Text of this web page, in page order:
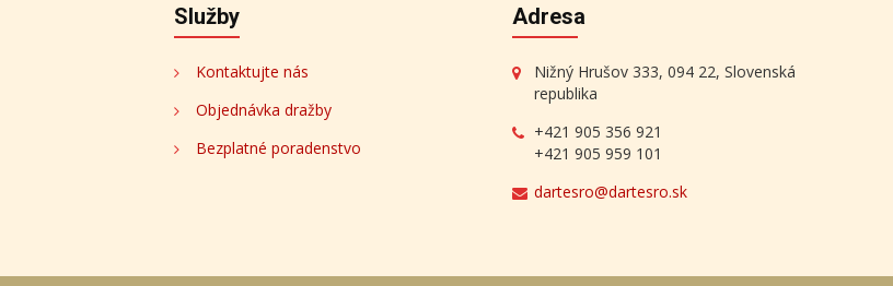
Služby
Kontaktujte nás
Objednávka dražby
Bezplatné poradenstvo
Adresa
Nižný Hrušov 333, 094 22, Slovenská
republika
+421 905 356 921
+421 905 959 101
dartesro@dartesro.sk